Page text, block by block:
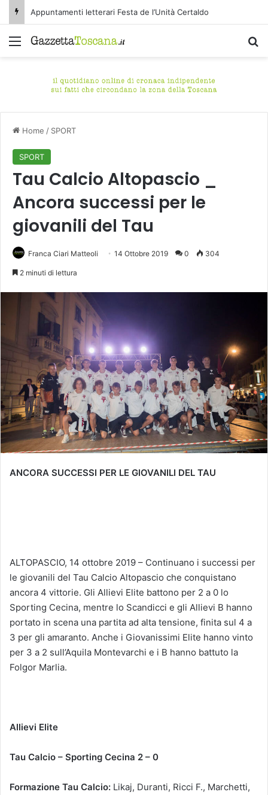
Appuntamenti letterari Festa de l’Unità Certaldo
Menu
Home / SPORT
SPORT
Tau Calcio Altopascio _
Ancora successi per le
giovanili del Tau
Franca Ciari Matteoli 14 Ottobre 2019 0 304
2 minuti di lettura
ANCORA SUCCESSI PER LE GIOVANILI DEL TAU
ALTOPASCIO, 14 ottobre 2019 – Continuano i successi per
le giovanili del Tau Calcio Altopascio che conquistano
ancora 4 vittorie. Gli Allievi Elite battono per 2 a 0 lo
Sporting Cecina, mentre lo Scandicci e gli Allievi B hanno
portato in scena una partita ad alta tensione, finita sul 4 a
3 per gli amaranto. Anche i Giovanissimi Elite hanno vinto
per 3 a 2 sull’Aquila Montevarchi e i B hanno battuto la
Folgor Marlia.
Allievi Elite
Tau Calcio – Sporting Cecina 2 – 0
Formazione Tau Calcio: Likaj, Duranti, Ricci F., Marchetti,